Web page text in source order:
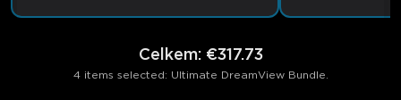
Celkem: €317.73
4 items selected: Ultimate DreamView Bundle.